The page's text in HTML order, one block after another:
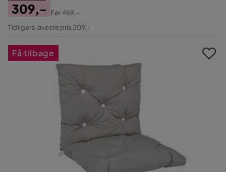
Pris
309,-
Original
Før469,-
Tidligere laveste pris 309,-
Få tilbage